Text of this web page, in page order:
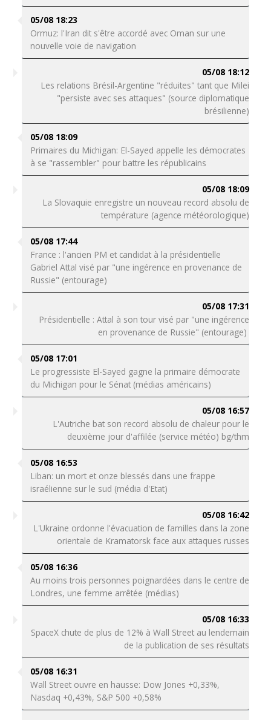
05/08 18:23
Ormuz: l'Iran dit s'être accordé avec Oman sur une
nouvelle voie de navigation
05/08 18:12
Les relations Brésil-Argentine "réduites" tant que Milei
"persiste avec ses attaques" (source diplomatique
brésilienne)
05/08 18:09
Primaires du Michigan: El-Sayed appelle les démocrates
à se "rassembler" pour battre les républicains
05/08 18:09
La Slovaquie enregistre un nouveau record absolu de
température (agence météorologique)
05/08 17:44
France : l'ancien PM et candidat à la présidentielle
Gabriel Attal visé par "une ingérence en provenance de
Russie" (entourage)
05/08 17:31
Présidentielle : Attal à son tour visé par "une ingérence
en provenance de Russie" (entourage)
05/08 17:01
Le progressiste El-Sayed gagne la primaire démocrate
du Michigan pour le Sénat (médias américains)
05/08 16:57
L'Autriche bat son record absolu de chaleur pour le
deuxième jour d'affilée (service météo) bg/thm
05/08 16:53
Liban: un mort et onze blessés dans une frappe
israélienne sur le sud (média d'Etat)
05/08 16:42
L'Ukraine ordonne l'évacuation de familles dans la zone
orientale de Kramatorsk face aux attaques russes
05/08 16:36
Au moins trois personnes poignardées dans le centre de
Londres, une femme arrêtée (médias)
05/08 16:33
SpaceX chute de plus de 12% à Wall Street au lendemain
de la publication de ses résultats
05/08 16:31
Wall Street ouvre en hausse: Dow Jones +0,33%,
Nasdaq +0,43%, S&P 500 +0,58%